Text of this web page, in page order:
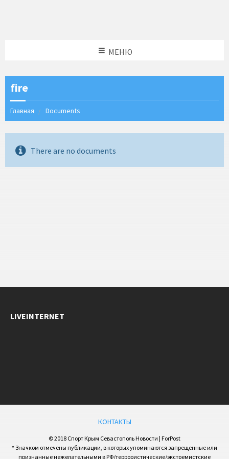
МЕНЮ
fire
Главная Documents
There are no documents
LIVEINTERNET
КОНТАКТЫ
© 2018 Спорт Крым Севастополь Новости | ForPost
* Значком отмечены публикации, в которых упоминаются запрещенные или
признанные нежелательными в РФ/террористические/экстремистские